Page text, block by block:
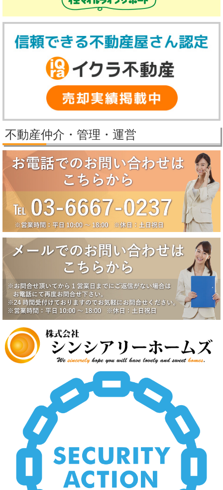
賃貸物件公開しました。
2025年冬季休業のお知らせ（12月27日～1月5日）
す。
【冬季休業期間】
休業期間中にいただいたお問い合わせ等につきましては、2026年1月6
日（火）より順次対応させていただきます。
パレステージ日吉さくらが丘価格改定しました。
新規物件公開しました。
2025/9/29
パレステージ日吉さくらが丘価格改定しました。
2025/9/5
賃貸物件公開しました。
2025/8/5
2025年夏季休業のお知らせ（8月10日～8月18日）
誠に勝手ながら、弊社では下記の期間を夏季休業とさせていただきま
す。
【夏季休業期間】
2025年8月10日（日）～2025年8月18日（月）
休業期間中にいただいたお問い合わせ等につきましては、8月19日
（火）より順次対応させていただきます。
2025/6/17
大田区田園調布5丁目戸建成約になりました。
2025/6/17
八潮市南川崎戸建成約になりました。
2025/6/17
一番町シティハウス成約になりました。
2025/6/2
賃貸物件公開しました。
2025/5/19
2025/5/19
田園調布5丁目戸建価格改定
2025/5/19
八潮市南川崎戸建価格改定
いすみ市大原台土地価格改定
新規物件公開しました。
2025/4/2
新規物件公開しました。
2025/3/5
新規物件2件公開しました。
2025/2/21
新規賃貸物件公開致しました。
上尾市壱丁目南中古戸建価格変更致しました。
不動産仲介・管理・運営